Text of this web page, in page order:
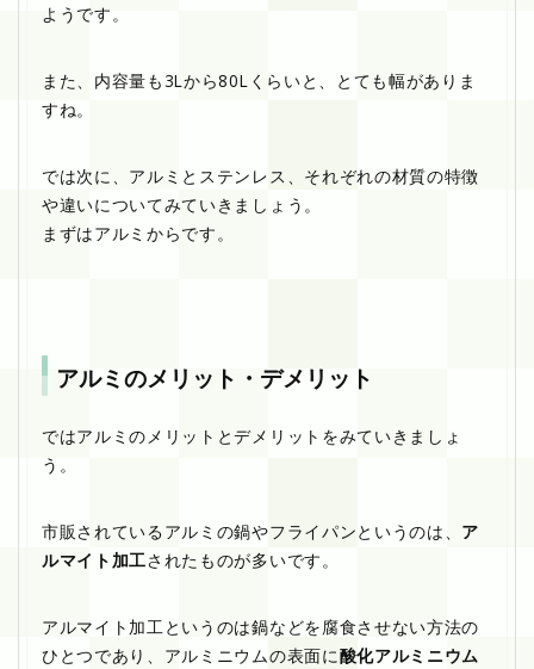
ようです。
また、内容量も3Lから80Lくらいと、とても幅がありま
すね。
では次に、アルミとステンレス、それぞれの材質の特徴
や違いについてみていきましょう。
まずはアルミからです。
アルミのメリット・デメリット
ではアルミのメリットとデメリットをみていきましょ
う。
市販されているアルミの鍋やフライパンというのは、 ア
ルマイト加工されたものが多いです。
アルマイト加工というのは鍋などを腐食させない方法の
ひとつであり、アルミニウムの表面に酸化アルミニウム